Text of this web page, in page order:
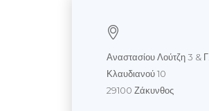
Αναστασίου Λούτζη 3 & Γ.
Κλαυδιανού 10
29100 Ζάκυνθος